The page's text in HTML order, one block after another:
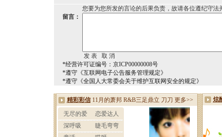
您要为您所发的言论的后果负责，故请各位遵纪守法
留言：
*经营许可证编号：京ICP00000008号
*遵守《互联网电子公告服务管理规定》
*遵守《全国人大常委会关于维护互联网安全的规定》